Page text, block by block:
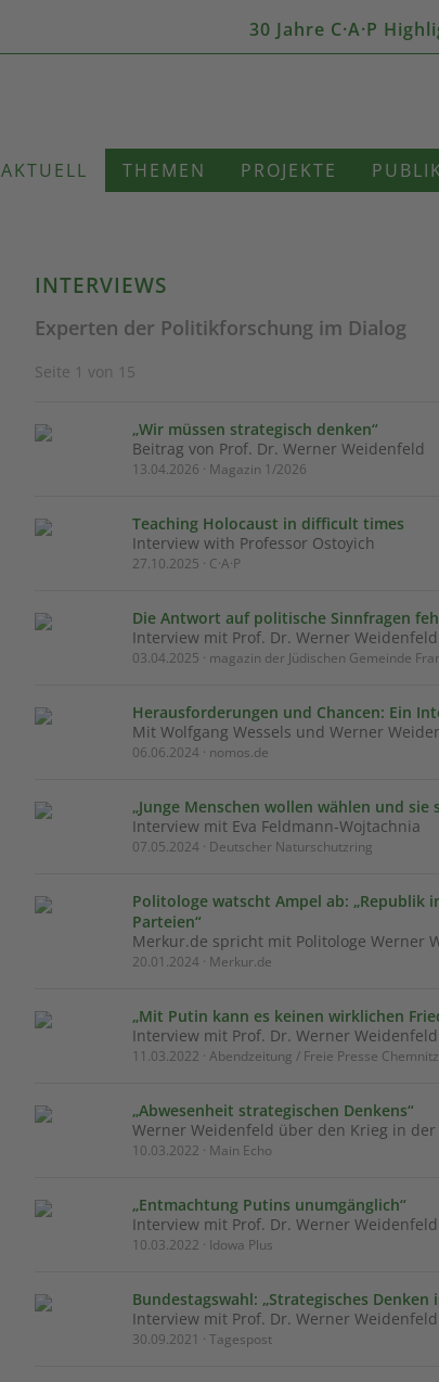
30 Jahre C·A·P
AKTUELL THEMEN PROJEKTE
INTERVIEWS
Experten der Politikforschung im Dialog
Seite 1 von 15
„Wir müssen strategisch denken“
Beitrag von Prof. Dr. Werner Weidenfeld
13.04.2026 · Magazin 1/2026
Teaching Holocaust in difficult times
Interview with Professor Ostoyich
27.10.2025 · C·A·P
Die Antwort auf politische Sinnfragen
Interview mit Prof. Dr. Werner Weidenfeld
03.04.2025 · magazin der Jüdischen Gemeinde
Herausforderungen und Chancen: Ein
Mit Wolfgang Wessels und Werner
06.06.2024 · nomos.de
„Junge Menschen wollen wählen und sie
Interview mit Eva Feldmann-Wojtachnia
07.05.2024 · Deutscher Naturschutzring
Politologe watscht Ampel ab: „Republik
Parteien“
Merkur.de spricht mit Politologe Werner
20.01.2024 · Merkur.de
„Mit Putin kann es keinen wirklichen
Interview mit Prof. Dr. Werner Weidenfeld
11.03.2022 · Abendzeitung / Freie Presse Chemnitz
„Abwesenheit strategischen Denkens“
Werner Weidenfeld über den Krieg in der
10.03.2022 · Main Echo
„Entmachtung Putins unumgänglich“
Interview mit Prof. Dr. Werner Weidenfeld
10.03.2022 · Idowa Plus
Bundestagswahl: „Strategisches Denken
Interview mit Prof. Dr. Werner Weidenfeld
30.09.2021 · Tagespost